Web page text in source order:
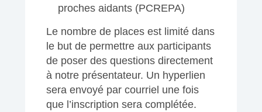
proches aidants (PCREPA)
Le nombre de places est limité dans
le but de permettre aux participants
de poser des questions directement
à notre présentateur. Un hyperlien
sera envoyé par courriel une fois
que l’inscription sera complétée.